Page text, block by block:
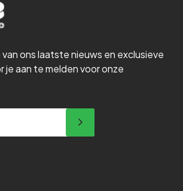
ons laatste nieuws en exclusieve
je aan te melden voor onze